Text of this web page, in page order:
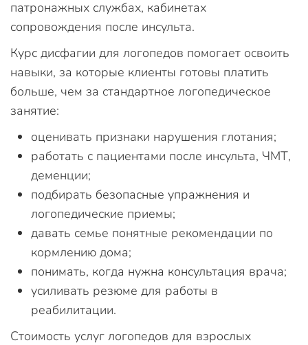
патронажных службах, кабинетах
сопровождения после инсульта.
Курс дисфагии для логопедов помогает освоить
навыки, за которые клиенты готовы платить
больше, чем за стандартное логопедическое
занятие:
оценивать признаки нарушения глотания;
работать с пациентами после инсульта, ЧМТ,
деменции;
подбирать безопасные упражнения и
логопедические приемы;
давать семье понятные рекомендации по
кормлению дома;
понимать, когда нужна консультация врача;
усиливать резюме для работы в
реабилитации.
Стоимость услуг логопедов для взрослых